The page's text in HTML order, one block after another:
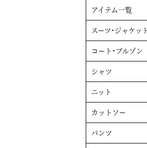
アイテム一覧
スーツ・ジャケッ
コート・ブルゾン
シャツ
ニット
カットソー
パンツ